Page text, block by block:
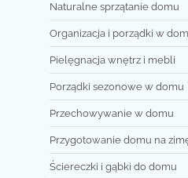
Naturalne sprzątanie domu
Organizacja i porządki w
Pielęgnacja wnętrz i mebli
Porządki sezonowe w domu
Przechowywanie w domu
Przygotowanie domu na
Ściereczki i gąbki do domu